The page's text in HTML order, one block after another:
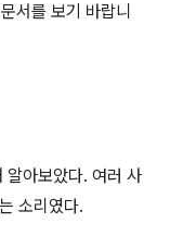
문서를 보기 바랍니
알아보았다. 여러 사
소리였다.